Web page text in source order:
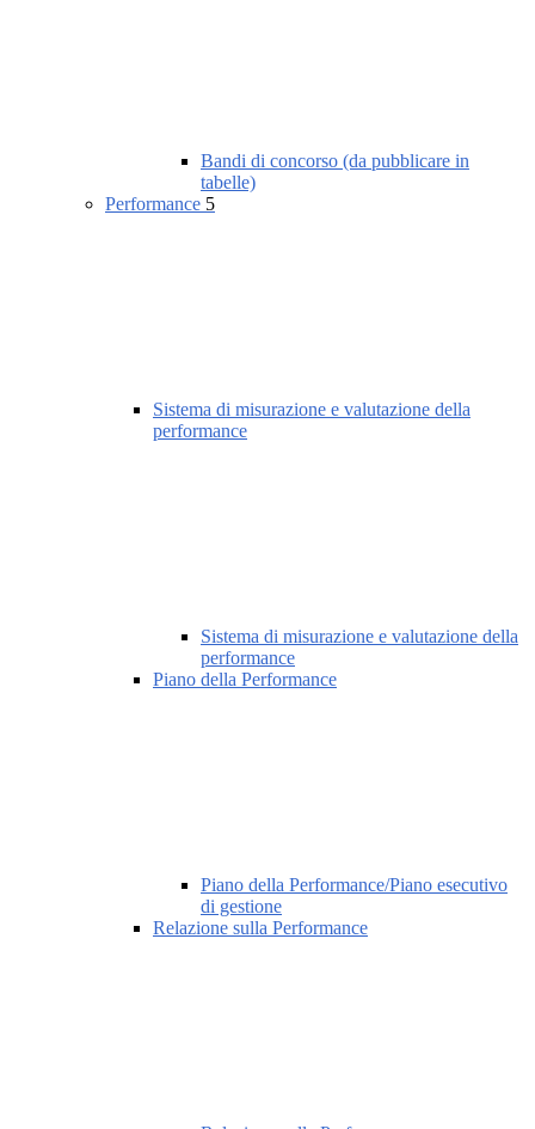
Bandi di concorso (da pubblicare in
tabelle)
Performance 5
Sistema di misurazione e valutazione della
performance
Sistema di misurazione e valutazione della
performance
Piano della Performance
Piano della Performance/Piano esecutivo
di gestione
Relazione sulla Performance